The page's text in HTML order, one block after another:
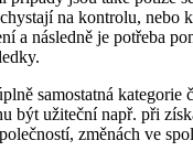
na kontrolu, nebo
a následně je potřeba
samostatná kategorie
být užiteční např. při
změnách ve